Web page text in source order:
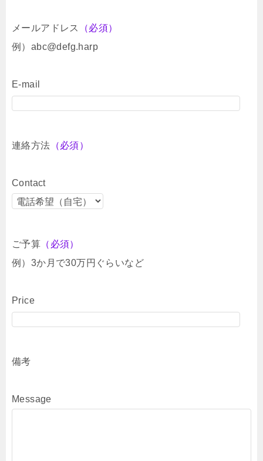
メールアドレス
（必須）
例）abc@defg.harp
E-mail
連絡方法 （必須）
Contact
ご予算 （必須）
例）3か月で30万円ぐらいなど
Price
備考
Message